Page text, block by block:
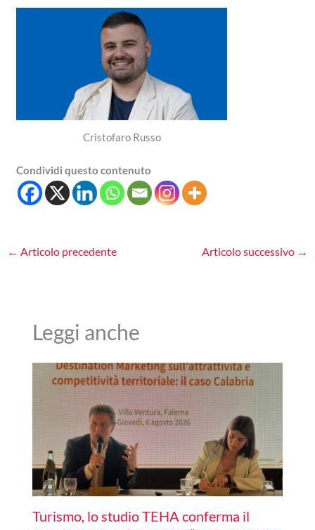
Cristofaro Russo
Condividi questo contenuto
← Articolo precedente Articolo successivo →
Leggi anche
Turismo, lo studio TEHA conferma il